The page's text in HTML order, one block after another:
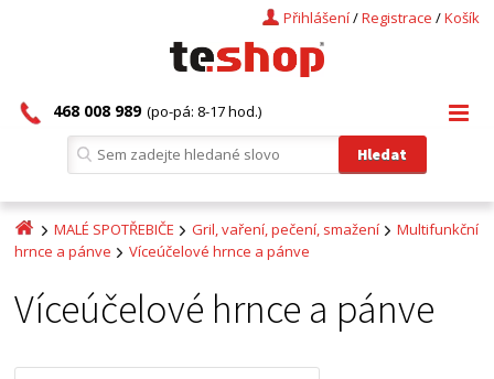
Košík
/
Registrace
/
Přihlášení
468 008 989 (po-pá: 8-17 hod.)
MALÉ SPOTŘEBIČE Gril, vaření, pečení, smažení
Multifunkční
hrnce a pánve
Víceúčelové hrnce a pánve
Víceúčelové hrnce a pánve